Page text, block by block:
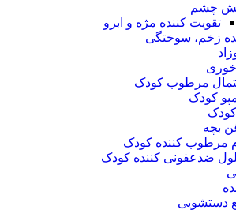
چشم
تقویت کننده مژه و ابرو
زخم، سوختگی
مرطوب کودک
کودک
بچه
مرطوب کننده کودک
ضدعفونی کننده کودک
دستشویی